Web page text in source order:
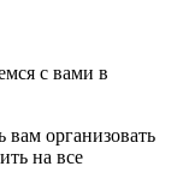
с вами в
организовать
на все